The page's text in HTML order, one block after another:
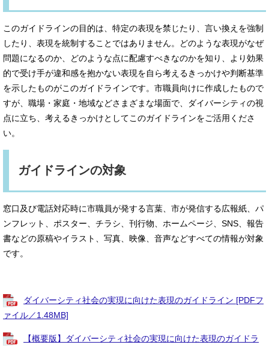
このガイドラインの目的は、特定の表現を禁じたり、言い換えを強制
したり、表現を統制することではありません。どのような表現がなぜ
問題になるのか、どのような点に配慮すべきなのかを知り、より効果
的で受け手が違和感を抱かない表現を自ら考えるきっかけや判断基準
を示したものがこのガイドラインです。市職員向けに作成したもので
すが、職場・家庭・地域などさまざまな場面で、ダイバーシティの視
点に立ち、考えるきっかけとしてこのガイドラインをご活用くださ
い。
ガイドラインの対象
​窓口及び電話対応時に市職員が発する言葉、市が発信する広報紙、パ
ンフレット、ポスター、チラシ、刊行物、ホームページ、SNS、報告
書などの原稿やイラスト、写真、映像、音声などすべての情報が対象
です。
ダイバーシティ社会の実現に向けた表現のガイドライン [PDFフ
ァイル／1.48MB]
【概要版】ダイバーシティ社会の実現に向けた表現のガイドラ